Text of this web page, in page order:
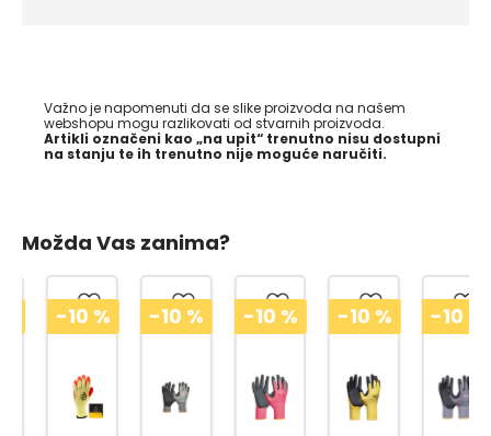
Važno je napomenuti da se slike proizvoda na našem
webshopu mogu razlikovati od stvarnih proizvoda.
Artikli označeni kao „na upit“ trenutno nisu dostupni
na stanju te ih trenutno nije moguće naručiti.
Možda Vas zanima?
-10% -10% -10% -10% -10%